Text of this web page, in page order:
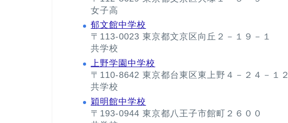
女子高
郁文館中学校
〒113-0023 東京都文京区向丘２－１９－１
共学校
上野学園中学校
〒110-8642 東京都台東区東上野４－２４－１２
共学校
穎明館中学校
〒193-0944 東京都八王子市館町２６００